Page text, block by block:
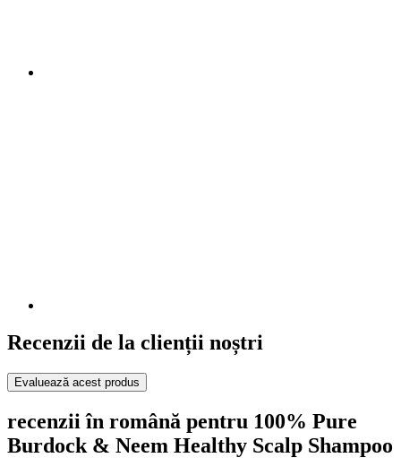
Recenzii de la clienții noștri
Evaluează acest produs
recenzii în română pentru 100% Pure
Burdock & Neem Healthy Scalp Shampoo